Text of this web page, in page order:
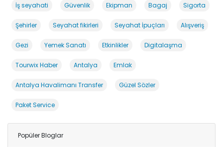
İş seyahati Güvenlik Ekipman Bagaj Sigorta
Şehirler Seyahat fikirleri Seyahat İpuçları Alışveriş
Gezi Yemek Sanatı Etkinlikler Digitalaşma
Tourwix Haber Antalya Emlak
Antalya Havalimanı Transfer Güzel Sözler
Paket Service
Popüler Bloglar